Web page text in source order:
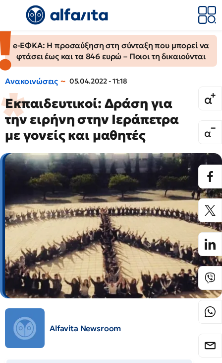
e-ΕΦΚΑ: Η προσαύξηση στη σύνταξη που μπορεί να
φτάσει έως και τα 846 ευρώ – Ποιοι τη δικαιούνται
Ανακοινώσεις 05.04.2022 - 11:18
Εκπαιδευτικοί: Δράση για
την ειρήνη στην Ιεράπετρα
με γονείς και μαθητές
Alfavita Newsroom